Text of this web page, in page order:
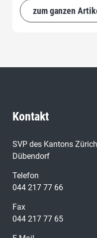
dass dabei der
ist und stattdessen
zum ganzen
Kontakt
SVP des Kantons
Dübendorf
Telefon
044 217 77 66
Fax
044 217 77 65